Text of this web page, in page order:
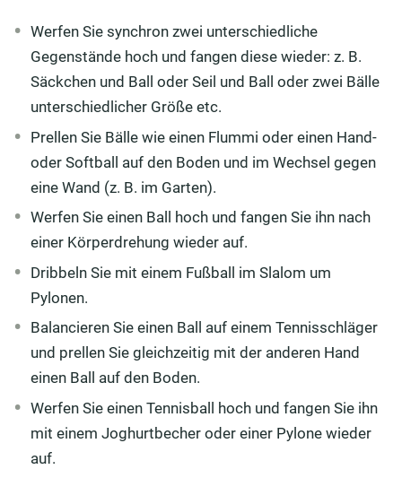
Werfen Sie synchron zwei unterschiedliche
Gegenstände hoch und fangen diese wieder: z. B.
Säckchen und Ball oder Seil und Ball oder zwei Bälle
unterschiedlicher Größe etc.
Prellen Sie Bälle wie einen Flummi oder einen Hand-
oder Softball auf den Boden und im Wechsel gegen
eine Wand (z. B. im Garten).
Werfen Sie einen Ball hoch und fangen Sie ihn nach
einer Körperdrehung wieder auf.
Dribbeln Sie mit einem Fußball im Slalom um
Pylonen.
Balancieren Sie einen Ball auf einem Tennisschläger
und prellen Sie gleichzeitig mit der anderen Hand
einen Ball auf den Boden.
Werfen Sie einen Tennisball hoch und fangen Sie ihn
mit einem Joghurtbecher oder einer Pylone wieder
auf.